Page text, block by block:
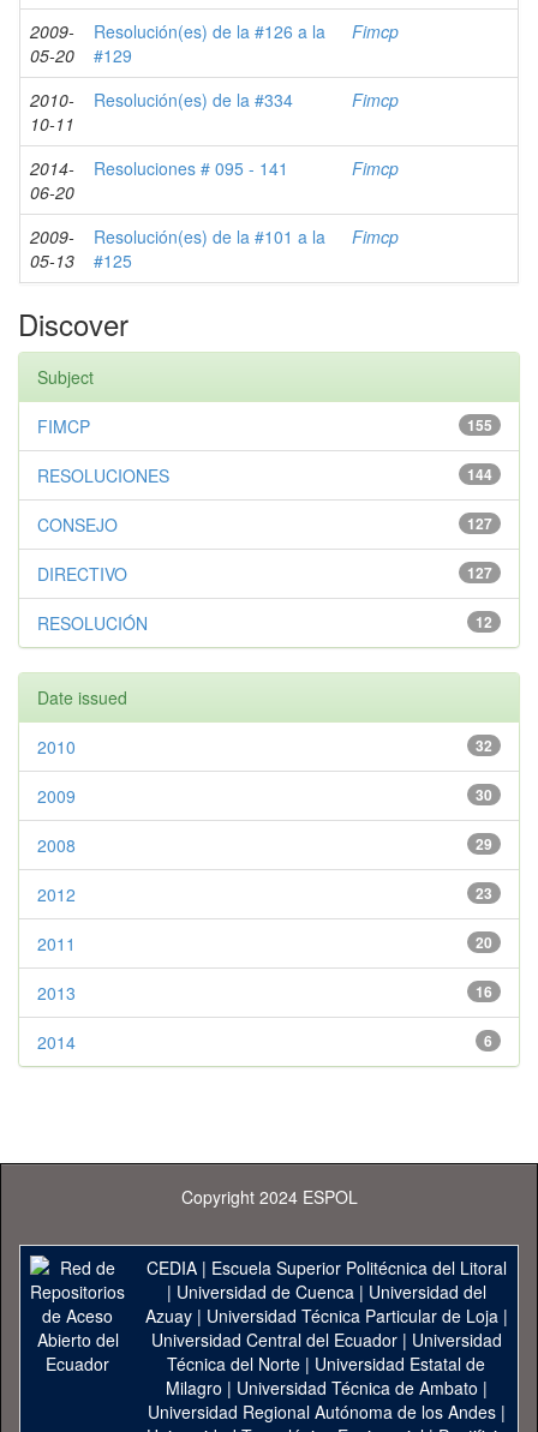
2009-
05-20
Resolución(es) de la #126 a la
#129
Fimcp
2010-
10-11
Resolución(es) de la #334 Fimcp
2014-
06-20
Resoluciones # 095 - 141 Fimcp
2009-
05-13
Resolución(es) de la #101 a la
#125
Fimcp
Discover
Subject
155
FIMCP
144
RESOLUCIONES
127
CONSEJO
127
DIRECTIVO
12
RESOLUCIÓN
Date issued
32
2010
30
2009
29
2008
23
2012
20
2011
16
2013
6
2014
Copyright 2024 ESPOL
CEDIA| Escuela Superior Politécnica del Litoral
| Universidad de Cuenca| Universidad del
Azuay| Universidad Técnica Particular de Loja|
Universidad Central del Ecuador| Universidad
Técnica del Norte | Universidad Estatal de
Milagro | Universidad Técnica de Ambato |
Universidad Regional Autónoma de los Andes|